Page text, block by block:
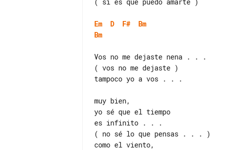
Em D F#
Bm
Bm
Vos no me dejaste nena . . .
( vos no me dejaste )
tampoco yo a vos . . .
muy bien,
yo sé que el tiempo
es infinito . . .
( no sé lo que pensas . . . )
como el viento,